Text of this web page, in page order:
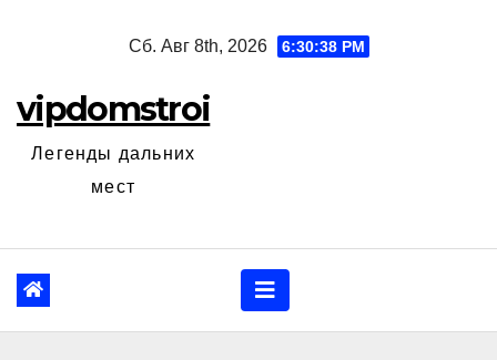
Сб. Авг 8th, 2026 6:30:39 PM
vipdomstroi
Легенды дальних
мест